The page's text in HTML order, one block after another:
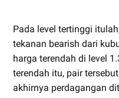
Pada level tertinggi
tekanan bearish dari
harga terendah di level
terendah itu, pair
akhirnya perdagangan